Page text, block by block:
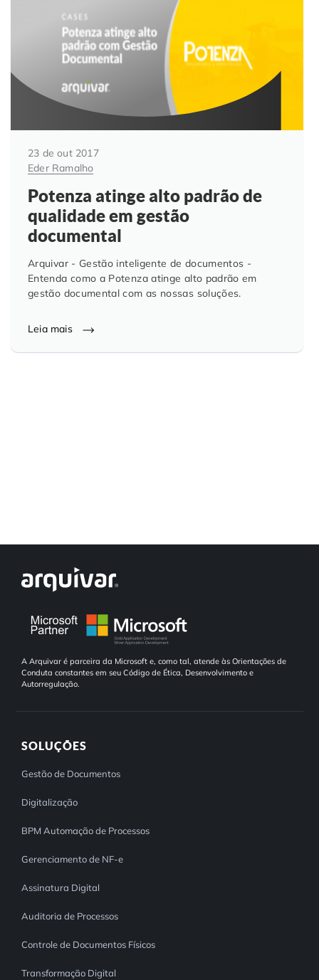
Automação de Processos
Educação Corporativa
Gerenciamento de NF-e
Adequação à LGPD
Assinatura Digital
Auditoria de Processos
Gestão do Departamento Pessoal
Controle e Organização de Documentos Físicos
Hospitais e Clínicas
Instituições de Ensino
Departamento Pessoal
Departamento Financeiro
Cooperativas
Cases de Sucesso
Nossas Unidades
Blog
Trabalhe Conosco
O QUE NOS DIFERENCIA?
23 de out 2017
Eder Ramalho
Potenza atinge alto padrão de
qualidade em gestão
documental
Arquivar - Gestão inteligente de documentos -
Entenda como a Potenza atinge alto padrão em
gestão documental com as nossas soluções.
Leia mais
A Arquivar é parceira da Microsoft e, como tal, atende às Orientações de
Conduta constantes em seu Código de Ética, Desenvolvimento e
Autorregulação.
SOLUÇÕES
Gestão de Documentos
Digitalização
BPM Automação de Processos
Gerenciamento de NF-e
Assinatura Digital
Auditoria de Processos
Controle de Documentos Físicos
Transformação Digital